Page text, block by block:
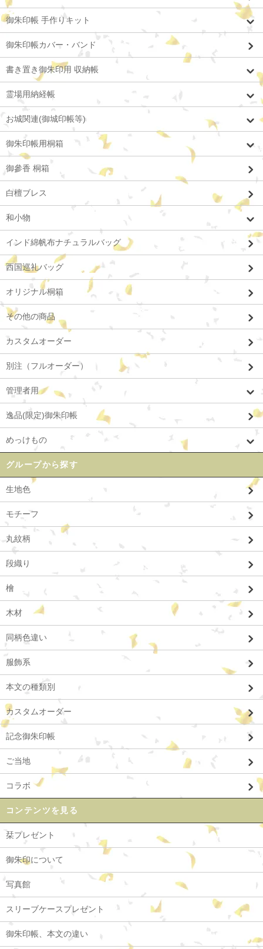
御朱印帳 手作りキット
御朱印帳カバー・バンド
書き置き御朱印用 収納帳
霊場用納経帳
お城関連(御城印帳等)
御朱印帳用桐箱
御參香 桐箱
白檀ブレス
和小物
インド綿帆布ナチュラルバッグ
西国巡礼バッグ
オリジナル桐箱
その他の商品
カスタムオーダー
別注（フルオーダー）
管理者用
逸品(限定)御朱印帳
めっけもの
グループから探す
生地色
モチーフ
丸紋柄
段織り
檜
木材
同柄色違い
服飾系
本文の種類別
カスタムオーダー
記念御朱印帳
ご当地
コラボ
コンテンツを見る
栞プレゼント
御朱印について
写真館
スリーブケースプレゼント
御朱印帳、本文の違い